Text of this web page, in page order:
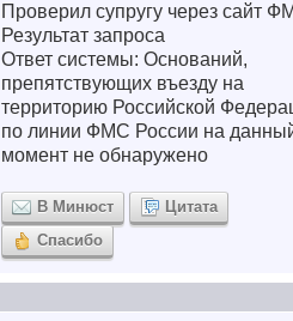
Проверил супругу через сайт
Результат запроса
Ответ системы: Оснований,
препятствующих въезду на
территорию Российской
по линии ФМС России на
момент не обнаружено
В Минюст
Цитата
Спасибо